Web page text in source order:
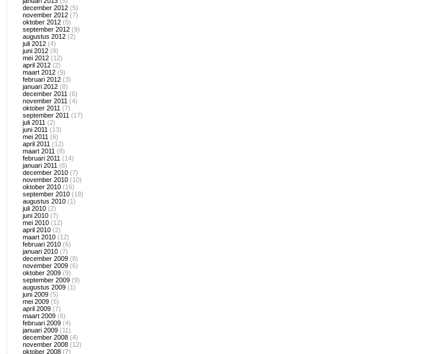
december 2012 (5)
november 2012 (7)
oktober 2012 (5)
september 2012 (9)
augustus 2012 (2)
juli 2012 (4)
juni 2012 (9)
mei 2012 (12)
april 2012 (2)
maart 2012 (9)
februari 2012 (3)
januari 2012 (8)
december 2011 (6)
november 2011 (4)
oktober 2011 (7)
september 2011 (17)
juli 2011 (2)
juni 2011 (13)
mei 2011 (6)
april 2011 (12)
maart 2011 (8)
februari 2011 (14)
januari 2011 (6)
december 2010 (7)
november 2010 (10)
oktober 2010 (16)
september 2010 (18)
augustus 2010 (1)
juli 2010 (2)
juni 2010 (7)
mei 2010 (12)
april 2010 (2)
maart 2010 (12)
februari 2010 (6)
januari 2010 (7)
december 2009 (8)
november 2009 (6)
oktober 2009 (9)
september 2009 (9)
augustus 2009 (1)
juni 2009 (5)
mei 2009 (5)
april 2009 (7)
maart 2009 (6)
februari 2009 (4)
januari 2009 (11)
december 2008 (4)
november 2008 (12)
oktober 2008 (7)